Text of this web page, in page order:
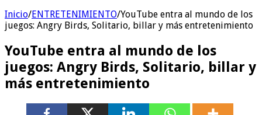
Inicio/ENTRETENIMIENTO/YouTube entra al mundo de los
juegos: Angry Birds, Solitario, billar y más entretenimiento
YouTube entra al mundo de los
juegos: Angry Birds, Solitario, billar y
más entretenimiento